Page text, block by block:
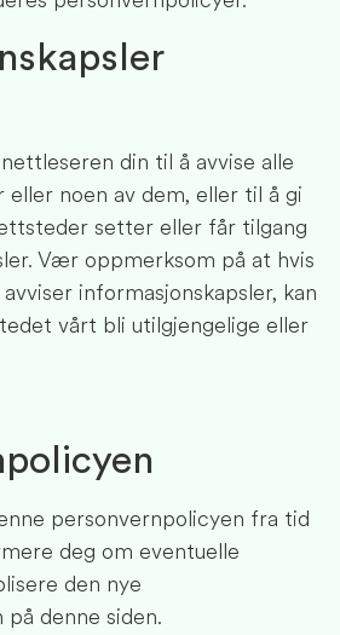
din til å avvise alle
eller noen av dem, eller til å gi
setter eller får tilgang
Vær oppmerksom på at hvis
informasjonskapsler, kan
vårt bli utilgjengelige eller
personvernpolicyen fra tid
deg om eventuelle
den nye
denne siden.